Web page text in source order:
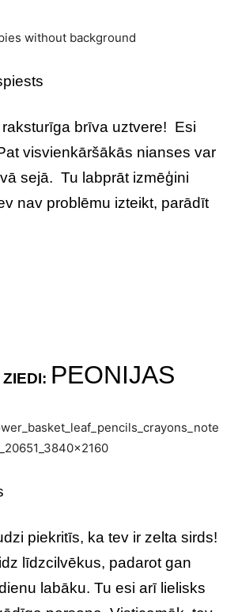
brīva uztvere! Esi
visvienkāršākās nianses var
sejā. Tu labprāt izmēģini
nav problēmu izteikt, parādīt
PEONIJAS
piekritīs, ka tev ir zelta sirds!
līdzcilvēkus, padarot gan
labāku. Tu esi arī lielisks